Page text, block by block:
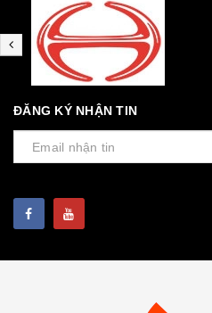
ĐĂNG KÝ NHẬN TIN